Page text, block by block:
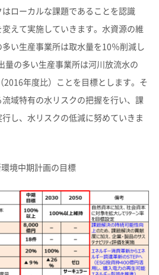
ローカルな課題であることを認識
えて実施していきます。水資源の維
い生産事業所は取水量を10％削減し
量の多い生産事業所は河川放流水の
2016年度比）ことを目標とします。そ
域特有の水リスクの把握を行い、課
し、水リスクの低減に努めていきま
境中期計画の目標